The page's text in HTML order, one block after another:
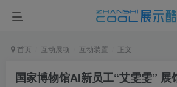
首页 互动展项 互动装置 正文
国家博物馆AI新员工“艾雯雯” 展